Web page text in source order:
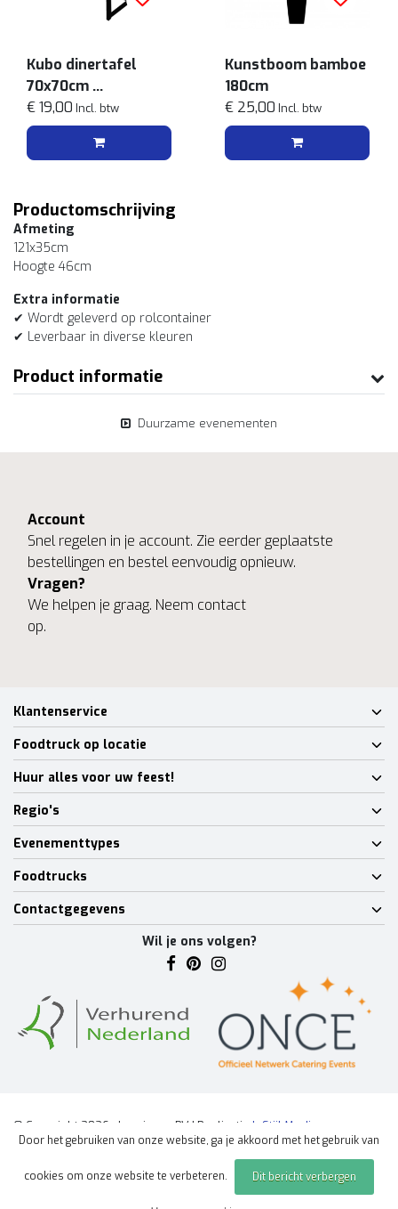
Kubo dinertafel
70x70cm
Zwart
€ 19,00 Incl. btw
Kunstboom bamboe
180cm
€ 25,00 Incl. btw
Productomschrijving
Afmeting
121x35cm
Hoogte 46cm
Extra informatie
✔ Wordt geleverd op rolcontainer
✔ Leverbaar in diverse kleuren
Product informatie
Duurzame evenementen
Account
Snel regelen in je account. Zie eerder geplaatste
bestellingen en bestel eenvoudig opnieuw.
Vragen?
We helpen je graag. Neem contact
op.
Klantenservice
Foodtruck op locatie
Huur alles voor uw feest!
Regio's
Evenementtypes
Foodtrucks
Contactgegevens
Wil je ons volgen?
© Copyright 2026 - Lumineux BV | Realisatie
InStijl Media
Algemene voorwaarden|Disclaimer|Privacy Policy|Sitemap |
Door het gebruiken van onze website, ga je akkoord met het gebruik van
cookies om onze website te verbeteren. Dit bericht verbergen